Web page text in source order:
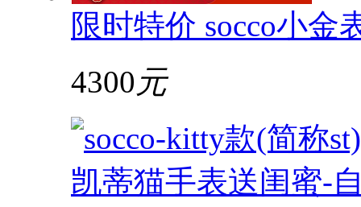
限时特价 socco小金
4300 元